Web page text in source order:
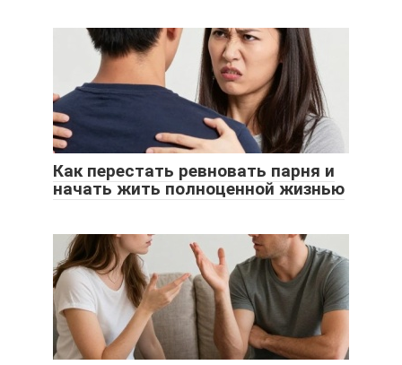
Как перестать ревновать парня и
начать жить полноценной жизнью